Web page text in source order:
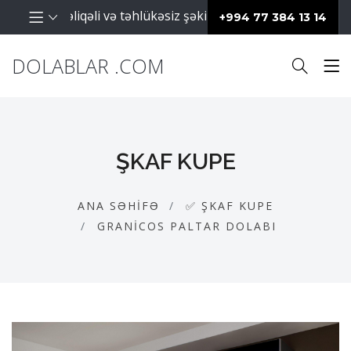
səliqəli və təhlükəsiz şəkildə saxlanılması üçün
+994 77 384 13 14
DOLABLAR .COM
ŞKAF KUPE
ANA SƏHIFƏ
✅ ŞKAF KUPE
GRANICOS PALTAR DOLABI